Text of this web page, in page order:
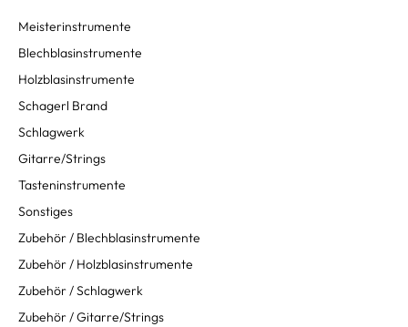
Meisterinstrumente
Blechblasinstrumente
Holzblasinstrumente
Schagerl Brand
Schlagwerk
Gitarre/Strings
Tasteninstrumente
Sonstiges
Zubehör / Blechblasinstrumente
Zubehör / Holzblasinstrumente
Zubehör / Schlagwerk
Zubehör / Gitarre/Strings